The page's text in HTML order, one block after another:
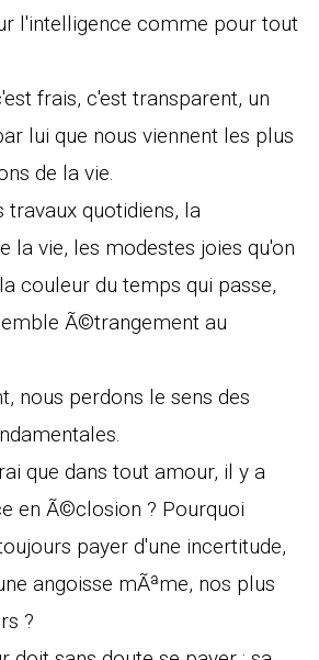
l'intelligence comme pour tout
frais, c'est transparent, un
lui que nous viennent les plus
de la vie.
travaux quotidiens, la
la vie, les modestes joies qu'on
couleur du temps qui passe,
Ã©trangement au
nous perdons le sens des
que dans tout amour, il y a
en Ã©closion ? Pourquoi
payer d'une incertitude,
angoisse mÃªme, nos plus
?